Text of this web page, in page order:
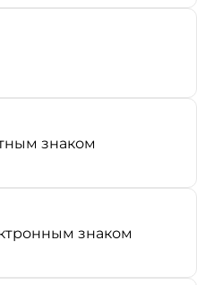
знаком
знаком